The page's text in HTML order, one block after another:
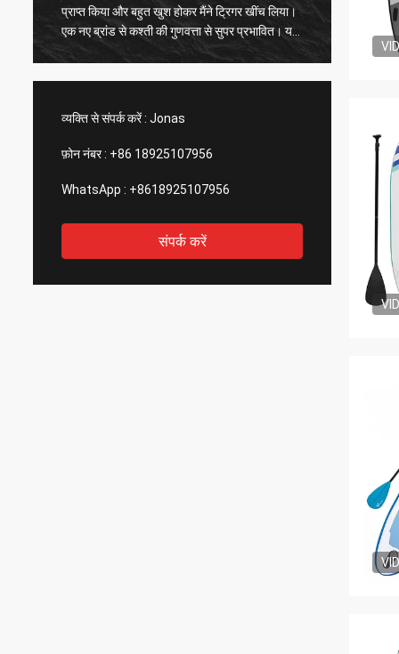
प्राप्त किया और बहुत खुश होकर मैंने ट्रिगर खींच लिया।
एक नए ब्रांड से कश्ती की गुणवत्ता से सुपर प्रभावित। यह
तेज़, चलने योग्य है और इसमें एक्सेसरीज़ के लिए बहुत सारे
यह
कश्ती
व्यक्ति से संपर्क करें : Jonas
फ़ोन नंबर : +86 18925107956
WhatsApp : +8618925107956
संपर्क करें